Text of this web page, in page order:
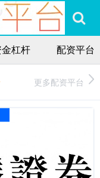
杠杆 配资平台
更多配资平台